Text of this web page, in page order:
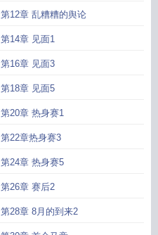
第12章 乱糟糟的舆论
第14章 见面1
第16章 见面3
第18章 见面5
第20章 热身赛1
第22章热身赛3
第24章 热身赛5
第26章 赛后2
第28章 8月的到来2